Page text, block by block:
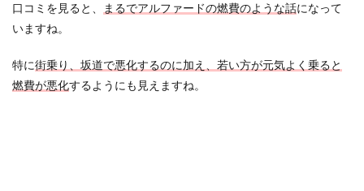
口コミを見ると、 まるでアルファードの燃費のような話になって
いますね。
特に街乗り、坂道で悪化するのに加え、若い方が元気よく乗ると
燃費が悪化するようにも見えますね。